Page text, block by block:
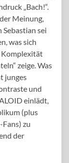
„Bach!“.
Meinung,
sei
was sich
Komplexität
zeige. Was
junges
und
einlädt,
(plus
zu
der